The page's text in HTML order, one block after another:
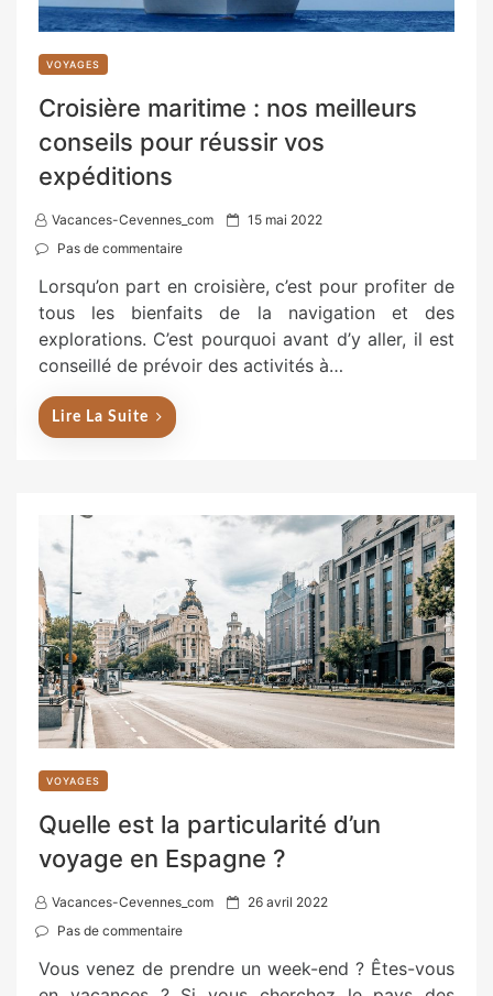
VOYAGES
Croisière maritime : nos meilleurs
conseils pour réussir vos
expéditions
Vacances-Cevennes_com
P
t
e
d
o
15 mai 2022
Pas de commentaire
Lorsqu’on part en croisière, c’est pour profiter de
tous les bienfaits de la navigation et des
explorations. C’est pourquoi avant d’y aller, il est
conseillé de prévoir des activités à…
Lire La Suite
VOYAGES
Quelle est la particularité d’un
voyage en Espagne ?
Vacances-Cevennes_com
P 26 avril 2022
Pas de commentaire
Vous venez de prendre un week-end ? Êtes-vous